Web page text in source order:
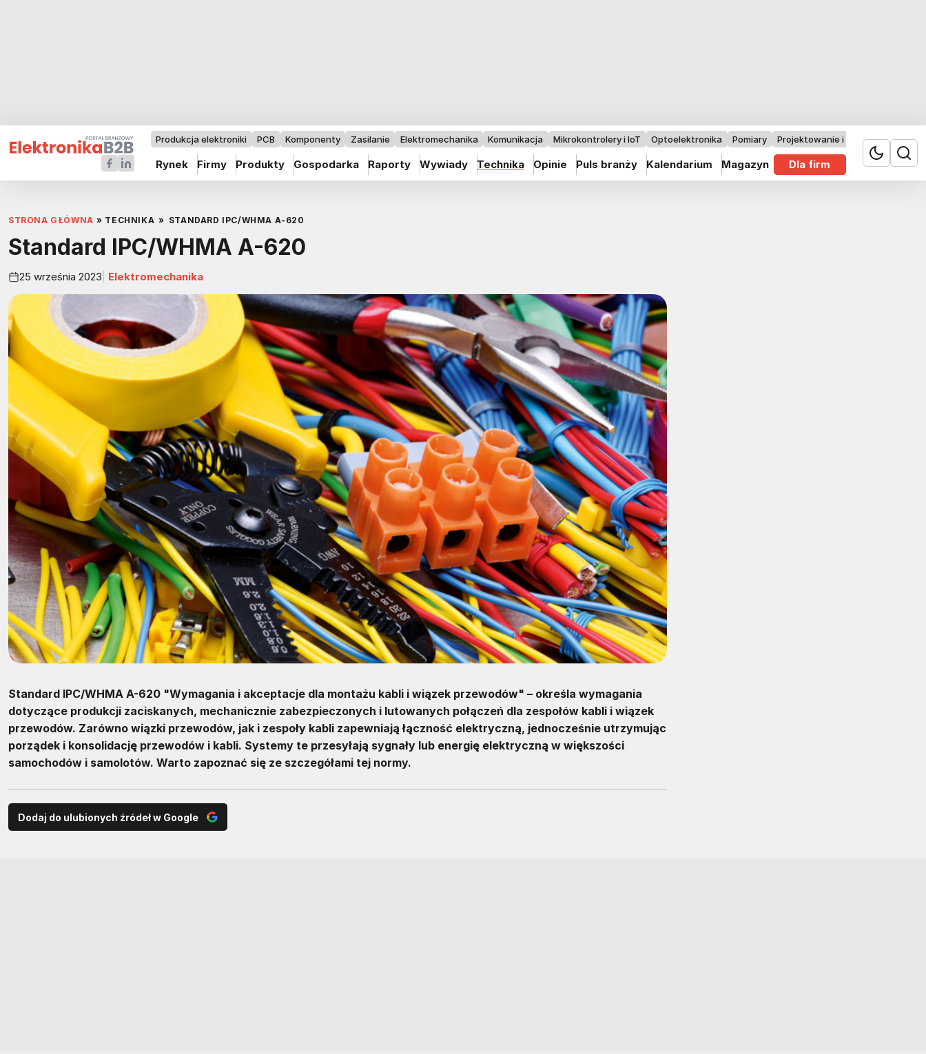
Produkcja elektroniki PCB Komponenty Zasilanie Elektromechanika Komunikacja Mikrokontrolery i IoT Optoelektronika Pomiary Projektowanie i badania
Rynek Firmy Produkty Gospodarka Raporty Wywiady Technika Opinie Puls branży Kalendarium Magazyn Dla firm
STRONA GŁÓWNA » TECHNIKA » STANDARD IPC/WHMA A-620
Standard IPC/WHMA A-620
25 września 2023 Elektromechanika
Standard IPC/WHMA A-620 "Wymagania i akceptacje dla montażu kabli i wiązek przewodów" – określa wymagania
dotyczące produkcji zaciskanych, mechanicznie zabezpieczonych i lutowanych połączeń dla zespołów kabli i wiązek
przewodów. Zarówno wiązki przewodów, jak i zespoły kabli zapewniają łączność elektryczną, jednocześnie utrzymując
porządek i konsolidację przewodów i kabli. Systemy te przesyłają sygnały lub energię elektryczną w większości
samochodów i samolotów. Warto zapoznać się ze szczegółami tej normy.
Dodaj do ulubionych źródeł w Google